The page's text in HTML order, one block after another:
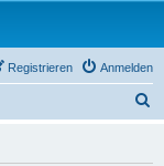
Anmelden
Registrieren